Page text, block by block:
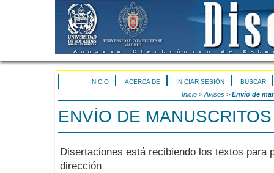
INICIO ACERCA DE INICIAR SESIÓN BUSCAR
Inicio> Avisos> Envío de
ENVÍO DE MANUSCRITOS
Disertaciones está recibiendo los textos para
dirección